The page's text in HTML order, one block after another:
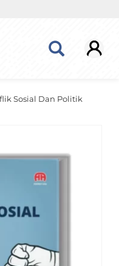
Sosial Dan Politik